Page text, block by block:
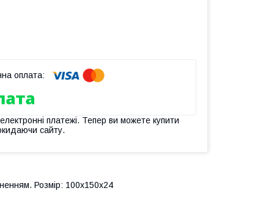
платежі. Тепер ви можете купити
сайту.
Розмір: 100х150х24